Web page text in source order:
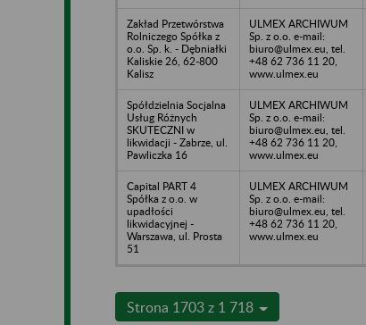
Zakład Przetwórstwa
Rolniczego Spółka z
o.o. Sp. k. - Dębniałki
Kaliskie 26, 62-800
Kalisz
ULMEX ARCHIWUM
Sp. z o.o. e-mail:
biuro@ulmex.eu, tel.
+48 62 736 11 20,
www.ulmex.eu
Spółdzielnia Socjalna
Usług Różnych
SKUTECZNI w
likwidacji - Zabrze, ul.
Pawliczka 16
ULMEX ARCHIWUM
Sp. z o.o. e-mail:
biuro@ulmex.eu, tel.
+48 62 736 11 20,
www.ulmex.eu
Capital PART 4
Spółka z o.o. w
upadłości
likwidacyjnej -
Warszawa, ul. Prosta
51
ULMEX ARCHIWUM
Sp. z o.o. e-mail:
biuro@ulmex.eu, tel.
+48 62 736 11 20,
www.ulmex.eu
Strona 1703 z 1 718